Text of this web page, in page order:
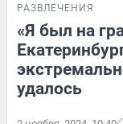
РАЗВЛЕЧЕНИЯ
«Я был на
удалось